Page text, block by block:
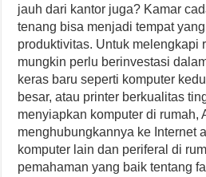
jauh dari kantor juga? Kamar
tenang bisa menjadi tempat
produktivitas. Untuk melengkapi
mungkin perlu berinvestasi
keras baru seperti komputer
besar, atau printer berkualitas
menyiapkan komputer di rumah,
menghubungkannya ke Internet
komputer lain dan periferal di
pemahaman yang baik tentang